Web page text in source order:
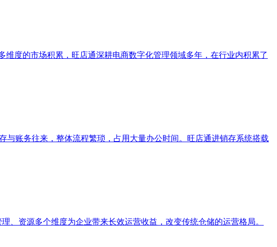
度的市场积累，旺店通深耕电商数字化管理领域多年，在行业内积累了
账务往来，整体流程繁琐，占用大量办公时间。旺店通进销存系统搭载
、资源多个维度为企业带来长效运营收益，改变传统仓储的运营格局。